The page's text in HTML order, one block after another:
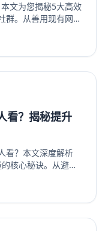
文为您揭秘5大高效
群。从善用现有网
生态系统内部引
动，我们提供一步
转化为活跃成员，彻
阅读，开启您的社
看？揭秘提升
看？本文深度解析
核心秘诀。从避免
，到优化发布时机、
的实战指南。学习
或教育价值，并有效